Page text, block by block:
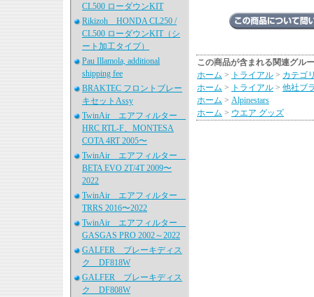
CL500 ローダウンKIT
Rikizoh HONDA CL250 /
CL500 ローダウンKIT（シ
ート加工タイプ）
Pau Illamola, additional
shipping fee
BRAKTEC フロントブレー
キセットAssy
TwinAir エアフィルター
HRC RTL-F、MONTESA
COTA 4RT 2005〜
TwinAir エアフィルター
BETA EVO 2T/4T 2009〜
2022
TwinAir エアフィルター
TRRS 2016〜2022
TwinAir エアフィルター
GASGAS PRO 2002～2022
GALFER ブレーキディス
ク DF818W
GALFER ブレーキディス
ク DF808W
この商品が含まれる関連グル
ホーム > トライアル > カテゴ
ホーム > トライアル > 他社ブ
ホーム > Alpinestars
ホーム > ウエア グッズ